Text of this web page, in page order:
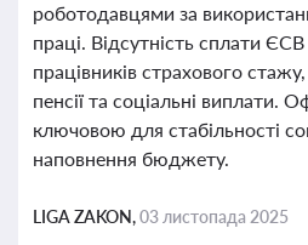
роботодавцями за
праці. Відсутність сплати
працівників страхового
пенсії та соціальні виплати.
ключовою для стабільності
наповнення бюджету.
LIGA ZAKON,03 листопада 2025